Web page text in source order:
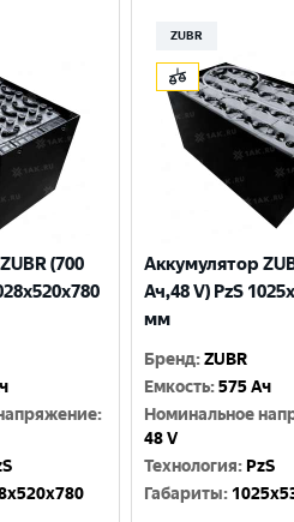
(700
:
ZUBR
Аккумулятор
Ач,48 V) PzS
мм
Бренд:ZUBR
Емкость:575 Ач
Номинальное
48 V
Технология: PzS
Габариты: